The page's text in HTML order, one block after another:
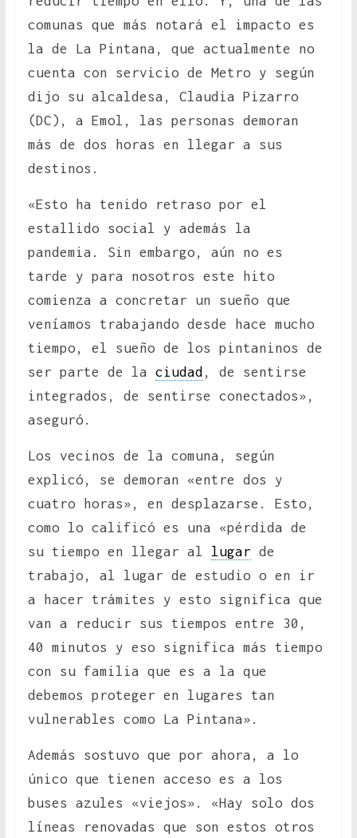
comunas que más notará el impacto es
la de La Pintana, que actualmente no
cuenta con servicio de Metro y según
dijo su alcaldesa, Claudia Pizarro
(DC), a Emol, las personas demoran
más de dos horas en llegar a sus
destinos.
«Esto ha tenido retraso por el
estallido social y además la
pandemia. Sin embargo, aún no es
tarde y para nosotros este hito
comienza a concretar un sueño que
veníamos trabajando desde hace mucho
tiempo, el sueño de los pintaninos de
ser parte de la ciudad , de sentirse
integrados, de sentirse conectados»,
aseguró.
Los vecinos de la comuna, según
explicó, se demoran «entre dos y
cuatro horas», en desplazarse. Esto,
como lo calificó es una «pérdida de
su tiempo en llegar al lugar de
trabajo, al lugar de estudio o en ir
a hacer trámites y esto significa que
van a reducir sus tiempos entre 30,
40 minutos y eso significa más tiempo
con su familia que es a la que
debemos proteger en lugares tan
vulnerables como La Pintana».
Además sostuvo que por ahora, a lo
único que tienen acceso es a los
buses azules «viejos». «Hay solo dos
líneas renovadas que son estos otros